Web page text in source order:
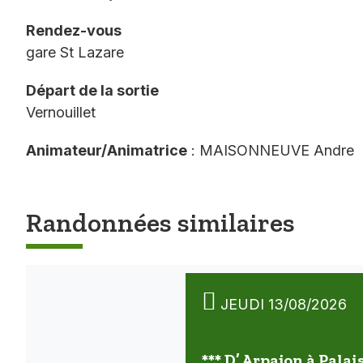
Rendez-vous
gare St Lazare
Départ de la sortie
Vernouillet
Animateur/Animatrice : MAISONNEUVE Andre
Randonnées similaires
JEUDI 13/08/2026